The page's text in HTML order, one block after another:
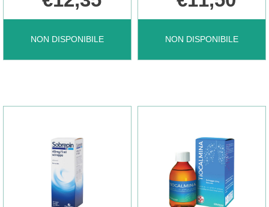
NON DISPONIBILE
SINECOD
DISPONIBILE
NON DISPONIBILE
SOBREFRI*SCIR
DISPONIBILE